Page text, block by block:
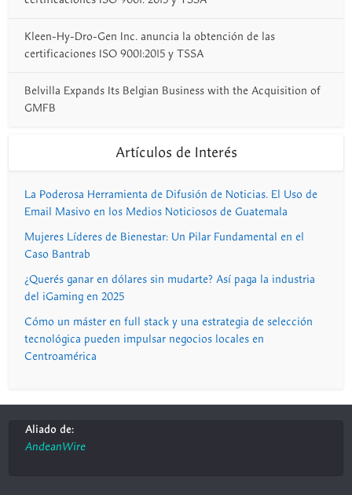
Kleen-Hy-Dro-Gen Inc. anuncia la obtención de las
certificaciones ISO 9001:2015 y TSSA
Belvilla Expands Its Belgian Business with the Acquisition of
GMFB
Artículos de Interés
La Poderosa Herramienta de Difusión de Noticias. El Uso de
Email Masivo en los Medios Noticiosos de Guatemala
Mujeres Líderes de Bienestar: Un Pilar Fundamental en el
Caso Bantrab
¿Querés ganar en dólares sin mudarte? Así paga la industria
del iGaming en 2025
Cómo un máster en full stack y una estrategia de selección
tecnológica pueden impulsar negocios locales en
Centroamérica
Aliado de:
AndeanWire